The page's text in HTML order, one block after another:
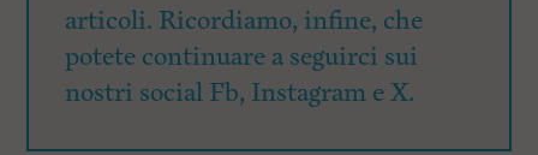
articoli. Ricordiamo, infine, che
potete continuare a seguirci sui
nostri social Fb, Instagram e X.